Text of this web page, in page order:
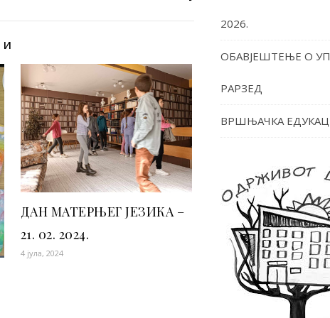
ДАН МАТЕРЊЕГ ЈЕЗИКА –
21. 02. 2024.
4 јула, 2024
2026.
ОБАВЈЕШТЕЊЕ О
РАРЗЕД
ВРШЊАЧКА